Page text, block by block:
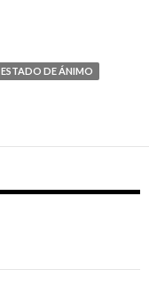
ESTADO DE ÁNIMO